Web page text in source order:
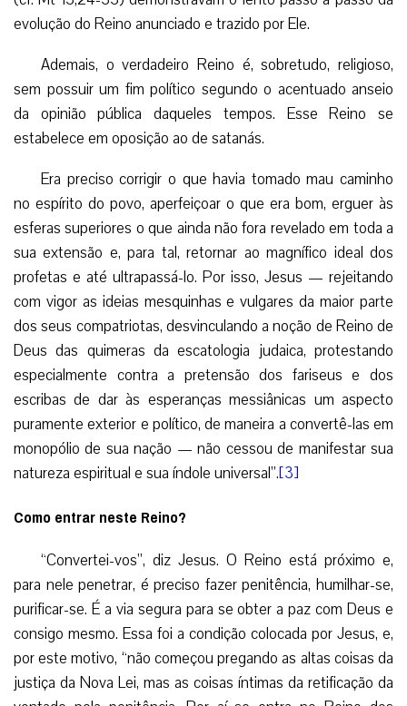
evolução do Reino anunciado e trazido por Ele.
Ademais, o verdadeiro Reino é, sobretudo, religioso,
sem possuir um fim político segundo o acentuado anseio
da opinião pública daqueles tempos. Esse Reino se
estabelece em oposição ao de satanás.
Era preciso corrigir o que havia tomado mau caminho
no espírito do povo, aperfeiçoar o que era bom, erguer às
esferas superiores o que ainda não fora revelado em toda a
sua extensão e, para tal, retornar ao magnífico ideal dos
profetas e até ultrapassá-lo. Por isso, Jesus — rejeitando
com vigor as ideias mesquinhas e vulgares da maior parte
dos seus compatriotas, desvinculando a noção de Reino de
Deus das quimeras da escatologia judaica, protestando
especialmente contra a pretensão dos fariseus e dos
escribas de dar às esperanças messiânicas um aspecto
puramente exterior e político, de maneira a convertê-las em
monopólio de sua nação — não cessou de manifestar sua
natureza espiritual e sua índole universal”.[3]
Como entrar neste Reino?
“Convertei-vos”, diz Jesus. O Reino está próximo e,
para nele penetrar, é preciso fazer penitência, humilhar-se,
purificar-se. É a via segura para se obter a paz com Deus e
consigo mesmo. Essa foi a condição colocada por Jesus, e,
por este motivo, “não começou pregando as altas coisas da
justiça da Nova Lei, mas as coisas íntimas da retificação da